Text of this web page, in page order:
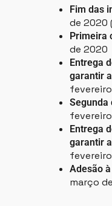
Fim das
de 2020
Primeira
de 2020
Entrega
garantir
Segunda
Entrega
garantir
Adesão
março